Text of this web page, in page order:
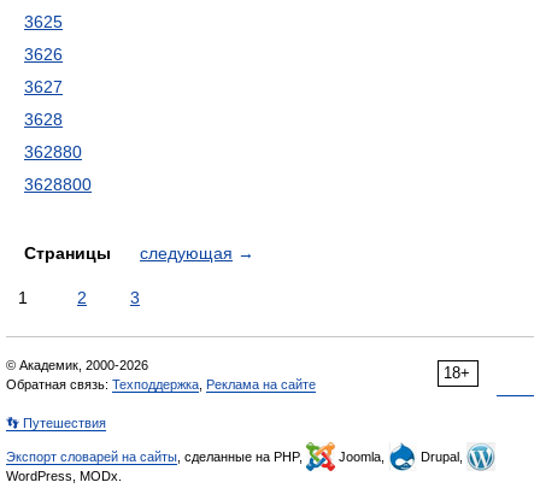
3625
3626
3627
3628
362880
3628800
Страницы следующая →
1 2 3
18+
© Академик, 2000-2026
Обратная связь: Техподдержка Реклама на сайте
👣 Путешествия
Экспорт словарей на сайты , сделанные на PHP, Joomla,
Drupal,
WordPress, MODx.